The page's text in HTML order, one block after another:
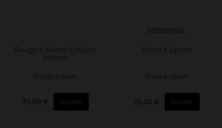
Rouge à Lèvres Couleur
Intense
Rouge à lévres
39,90 € Ajouter
STENDHAL
Encre à Lèvres
Encre à Lèvres
28,50 € Ajouter